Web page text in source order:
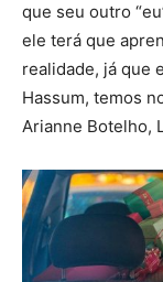
que seu outro
ele terá que
realidade, já que
Hassum, temos
Arianne Botelho,